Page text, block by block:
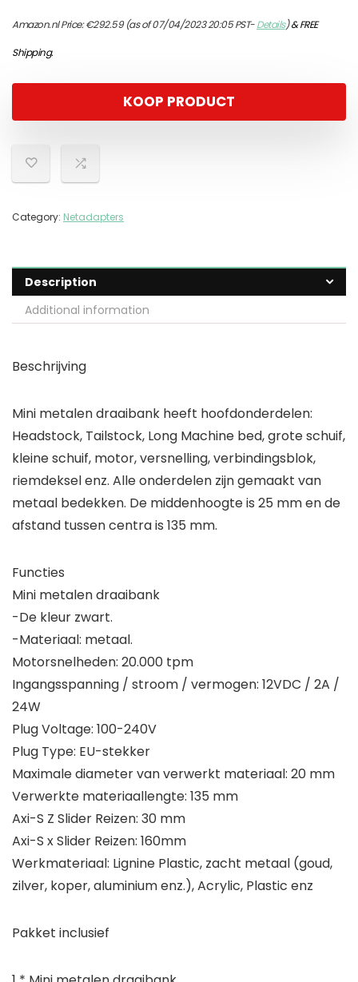
Amazon.nl Price:€292.59(as of 07/04/2023 20:05 PST-Details)&FREE
Shipping.
KOOP PRODUCT
Category: Netadapters
Description
Additional information
Beschrijving
Mini metalen draaibank heeft hoofdonderdelen:
Headstock, Tailstock, Long Machine bed, grote schuif,
kleine schuif, motor, versnelling, verbindingsblok,
riemdeksel enz. Alle onderdelen zijn gemaakt van
metaal bedekken. De middenhoogte is 25 mm en de
afstand tussen centra is 135 mm.
Functies
Mini metalen draaibank
-De kleur zwart.
-Materiaal: metaal.
Motorsnelheden: 20.000 tpm
Ingangsspanning / stroom / vermogen: 12VDC / 2A /
24W
Plug Voltage: 100-240V
Plug Type: EU-stekker
Maximale diameter van verwerkt materiaal: 20 mm
Verwerkte materiaallengte: 135 mm
Axi-S Z Slider Reizen: 30 mm
Axi-S x Slider Reizen: 160mm
Werkmateriaal: Lignine Plastic, zacht metaal (goud,
zilver, koper, aluminium enz.), Acrylic, Plastic enz
Pakket inclusief